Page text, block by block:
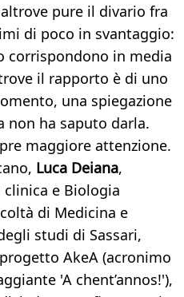
pure il divario fra
di poco in svantaggio:
corrispondono in media
il rapporto è di uno
una spiegazione
non ha saputo darla.
maggiore attenzione.
Luca Deiana,
e Biologia
di Medicina e
studi di Sassari,
AkeA (acronimo
'A chent’annos!'),